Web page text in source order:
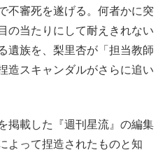
不審死を遂げる。何者かに突
の当たりにして耐えきれない
遺族を、梨里杏が「担当教師
造スキャンダルがさらに追い
掲載した『週刊星流』の編集
よって捏造されたものと知